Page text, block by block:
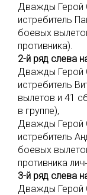
Дважды Герой
истребитель
боевых
противника).
2-й ряд слева
Дважды Герой
истребитель
вылетов и 41
в группе),
Дважды Герой
истребитель
боевых
противника
3-й ряд слева
Дважды Герой